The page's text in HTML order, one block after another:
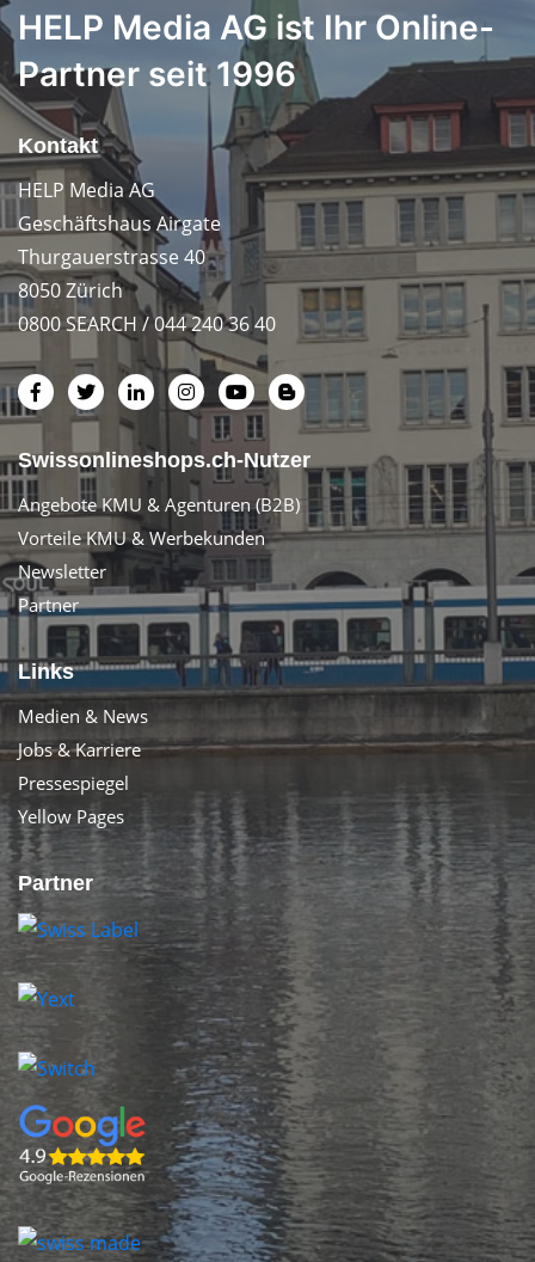
HELP Media AG ist Ihr Online-
Partner seit 1996
Kontakt
HELP Media AG
Geschäftshaus Airgate
Thurgauerstrasse 40
8050 Zürich
0800 SEARCH / 044 240 36 40
Swissonlineshops.ch-Nutzer
Angebote KMU & Agenturen (B2B)
Vorteile KMU & Werbekunden
Newsletter
Partner
Links
Medien & News
Jobs & Karriere
Pressespiegel
Yellow Pages
Partner